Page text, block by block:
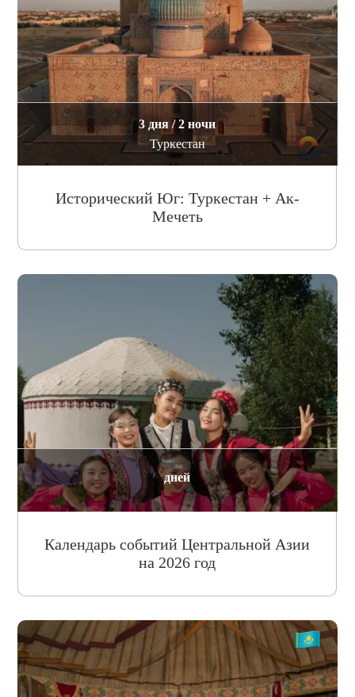
3 дня / 2 ночи
Туркестан
Исторический Юг: Туркестан + Ак-
Мечеть
дней
Календарь событий Центральной Азии
на 2026 год